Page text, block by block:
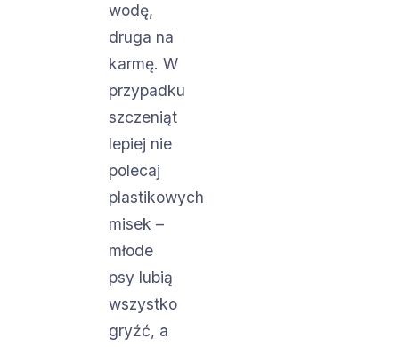
wodę,
druga na
karmę. W
przypadku
szczeniąt
lepiej nie
polecaj
plastikowych
misek –
młode
psy lubią
wszystko
gryźć, a